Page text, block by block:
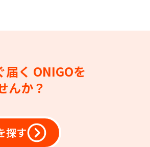
届く ONIGOを
んか？
探す